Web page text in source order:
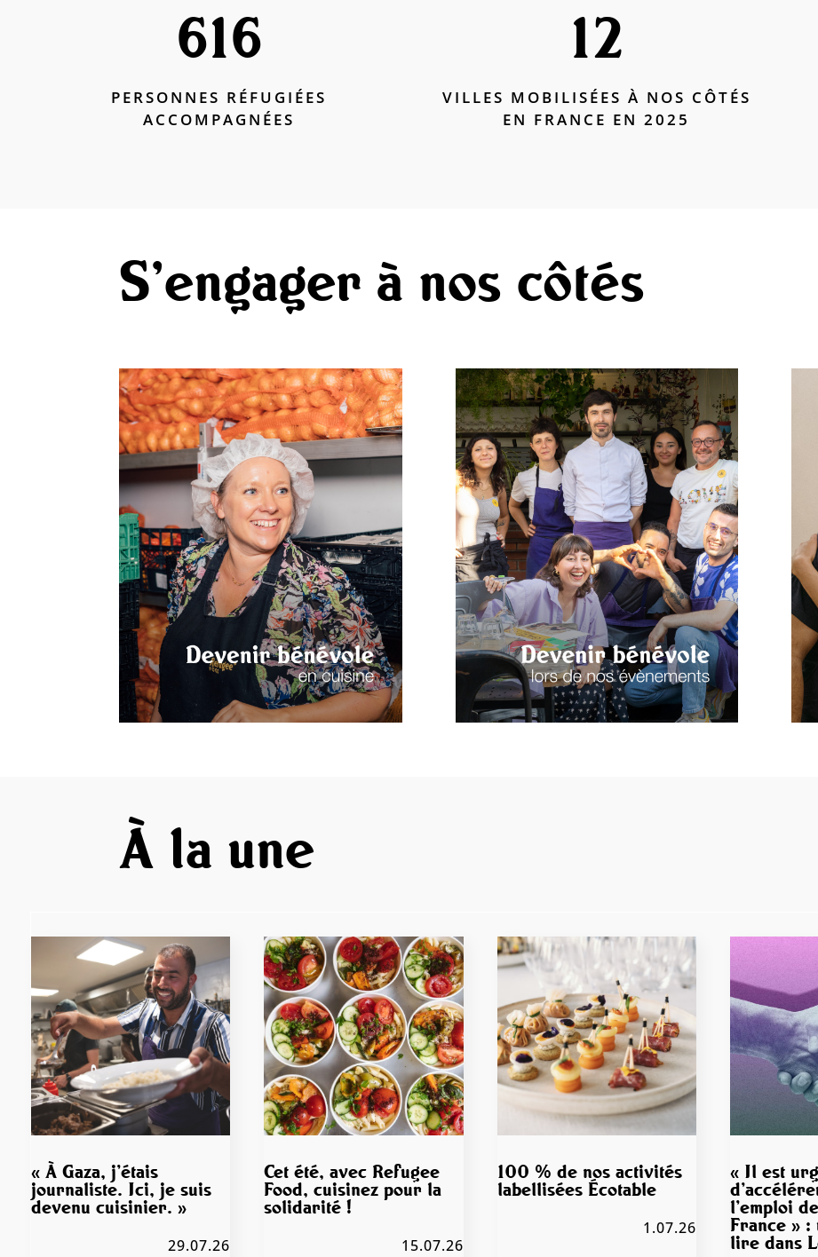
616
PERSONNES RÉFUGIÉES
ACCOMPAGNÉES
12
VILLES MOBILISÉES À NOS CÔTÉS
EN FRANCE EN 2025
S’engager à nos côtés
À la une
« À Gaza, j’étais
journaliste. Ici, je suis
devenu cuisinier. »
29.07.26
Cet été, avec Refugee
Food, cuisinez pour la
solidarité !
15.07.26
100 % de nos activités
labellisées Écotable
1.07.26
« Il est
l’emploi
France »
lire dans